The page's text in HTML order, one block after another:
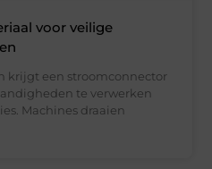
voor veilige
krijgt een stroomconnector
te verwerken
Machines draaien